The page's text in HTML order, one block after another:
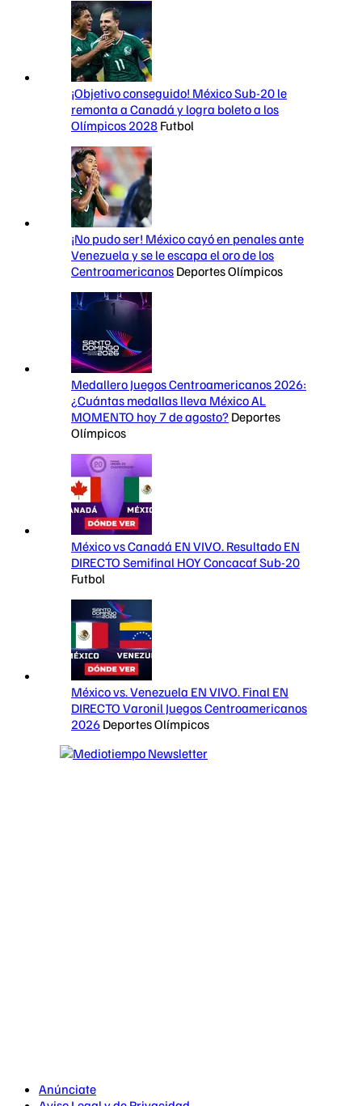
¡Objetivo conseguido! México Sub-20 le
remonta a Canadá y logra boleto a los
Olímpicos 2028 Futbol
¡No pudo ser! México cayó en penales ante
Venezuela y se le escapa el oro de los
Centroamericanos Deportes Olímpicos
Medallero Juegos Centroamericanos 2026:
¿Cuántas medallas lleva México AL
MOMENTO hoy 7 de agosto? Deportes
Olímpicos
México vs Canadá EN VIVO. Resultado EN
DIRECTO Semifinal HOY Concacaf Sub-20
Futbol
México vs. Venezuela EN VIVO. Final EN
DIRECTO Varonil Juegos Centroamericanos
2026 Deportes Olímpicos
Anúnciate